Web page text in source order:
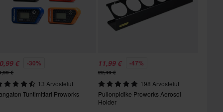
€ -30%
€
13 Arvostelut
Tuntimittari Proworks
11,99 € -47%
22,49 €
198 Arvostelut
Pullonpidike Proworks Aerosol
Holder